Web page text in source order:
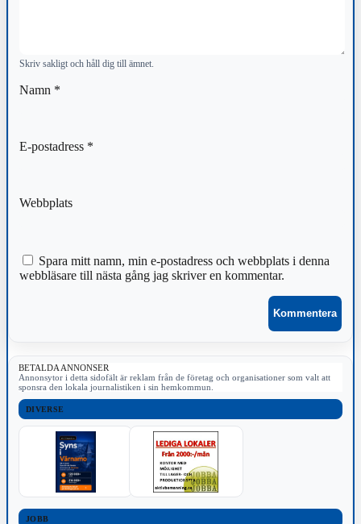
Skriv sakligt och håll dig till ämnet.
Namn *
E-postadress *
Webbplats
Spara mitt namn, min e-postadress och webbplats i denna
webbläsare till nästa gång jag skriver en kommentar.
BETALDA ANNONSER
Annonsytor i detta sidofält är reklam från de företag och organisationer som valt att
sponsra den lokala journalistiken i sin hemkommun.
DIVERSE
JOBB